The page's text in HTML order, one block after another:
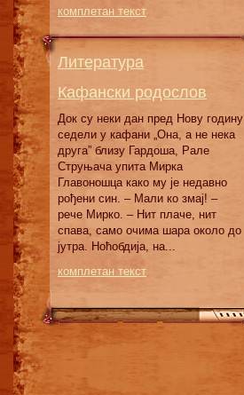
комплетан текст
Литература
Кафански родослов
Док су неки дан пред Нову годину
седели у кафани „Она, а не нека
друга” близу Гардоша, Рале
Струњача упита Мирка
Главоношца како му је недавно
рођени син. – Мали ко змај! –
рече Мирко. – Нит плаче, нит
спава, само очима шара около до
јутра. Ноћобдија, на...
комплетан текст